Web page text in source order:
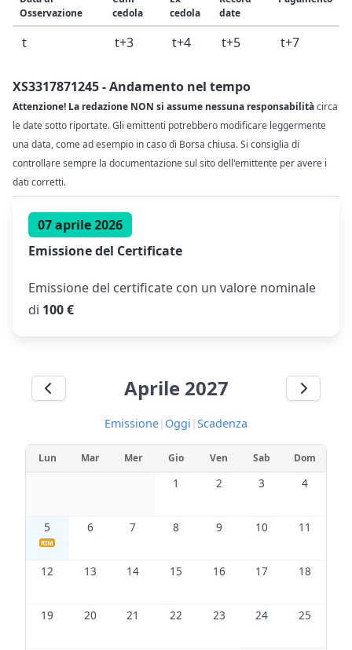
Osservazione
cedola
cedola
date
t t+3 t+4 t+5 t+7
XS3317871245 - Andamento nel tempo
Attenzione! La redazione NON si assume nessuna responsabilitàcirca
le date sotto riportate. Gli emittenti potrebbero modificare leggermente
una data, come ad esempio in caso di Borsa chiusa. Si consiglia di
controllare sempre la documentazione sul sito dell'emittente per avere i
dati corretti.
07 aprile 2026
Emissione del Certificate
Emissione del certificate con un valore nominale
di 100 €
Aprile 2027
Emissione| Oggi |Scadenza
Lun Mar Mer Gio Ven Sab Dom
1 2 3 4
5
RIM
6 7 8 9 10 11
12 13 14 15 16 17 18
19 20 21 22 23 24 25